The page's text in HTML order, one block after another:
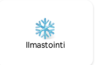
Ilmastointi